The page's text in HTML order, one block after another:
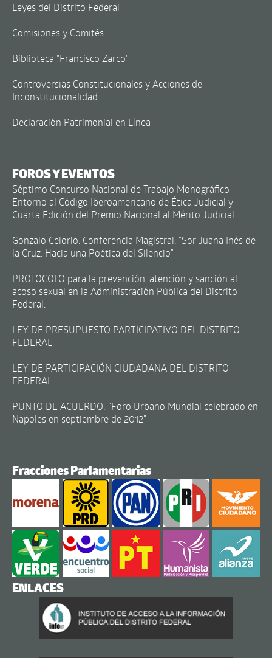
Leyes del Distrito Federal
Comisiones y Comités
Biblioteca "Francisco Zarco"
Controversias Constitucionales y Acciones de
Inconstitucionalidad
Declaración Patrimonial en Línea
FOROS Y EVENTOS
Séptimo Concurso Nacional de Trabajo Monográfico
Entorno al Código Iberoamericano de Ética Judicial y
Cuarta Edición del Premio Nacional al Mérito Judicial
Gonzalo Celorio. Conferencia Magistral. "Sor Juana Inés de
la Cruz. Hacia una Poética del Silencio"
PROTOCOLO para la prevención, atención y sanción al
acoso sexual en la Administración Pública del Distrito
Federal.
LEY DE PRESUPUESTO PARTICIPATIVO DEL DISTRITO
FEDERAL
LEY DE PARTICIPACIÓN CIUDADANA DEL DISTRITO
FEDERAL
PUNTO DE ACUERDO: "Foro Urbano Mundial celebrado en
Napoles en septiembre de 2012"
Fracciones Parlamentarias
ENLACES